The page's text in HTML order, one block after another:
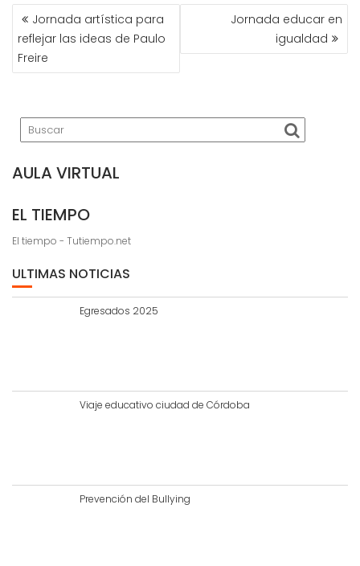
NAVEGACIÓN
DE
ENTRADAS
Jornada artística para
reflejar las ideas de Paulo
Freire
Jornada educar en
igualdad
AULA VIRTUAL
EL TIEMPO
El tiempo - Tutiempo.net
ULTIMAS NOTICIAS
Egresados 2025
Viaje educativo ciudad de Córdoba
Prevención del Bullying